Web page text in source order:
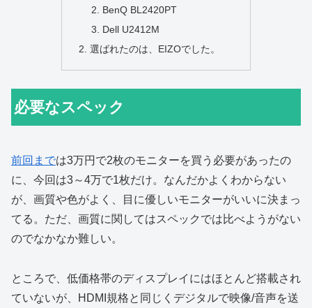
BenQ BL2420PT
Dell U2412M
選ばれたのは、EIZOでした。
必要なスペック
前回までは3万円で2枚のモニターを買う必要があったの
に、今回は3～4万で1枚だけ。なんだかよくわからない
が、画質や色がよく、目に優しいモニターがいいに決まっ
てる。ただ、画質に関してはスペックでは比べようがない
のでなかなか難しい。
ところで、低価格帯のディスプレイにはほとんど搭載され
ていないが、HDMI規格と同じくデジタルで映像/音声を送